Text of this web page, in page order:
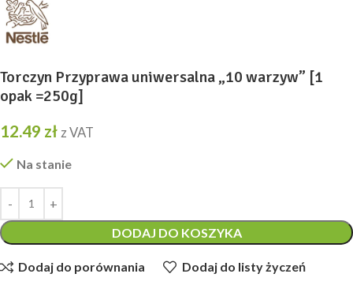
Torczyn Przyprawa uniwersalna „10 warzyw” [1
opak =250g]
12.49 zł z VAT
Na stanie
DODAJ DO KOSZYKA
Dodaj do porównania Dodaj do listy życzeń